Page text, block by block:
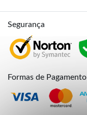
Segurança
Formas de Pagamento